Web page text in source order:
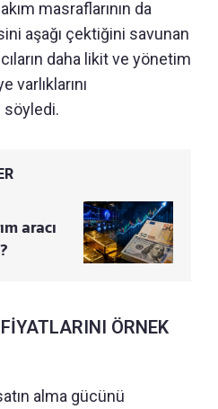
masraflarının da
aşağı çektiğini savunan
daha likit ve yönetim
aracı
ÖRNEK
alma gücünü